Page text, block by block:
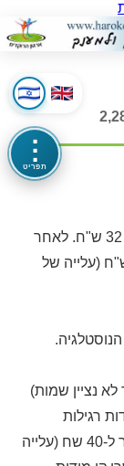
⋮
תפריט
עד לפני הקורונה מחיר הכניסה להרקדות היה 32 ש"ח. לאחר
(לפני כשנה וחצי) המחיר עלה ל-35 ש"ח (עלייה של
נציין שמות)
רגילות
החליט/החליטה חד צדדית להעלות את המחיר ל-40 שח (עלייה